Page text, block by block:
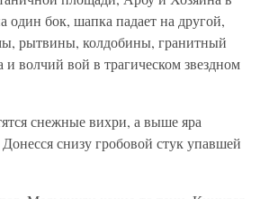
один бок, шапка падает на другой,
рытвины, колдобины, гранитный
и волчий вой в трагическом звездном
снежные вихри, а выше яра
Донесся снизу гробовой стук упавшей